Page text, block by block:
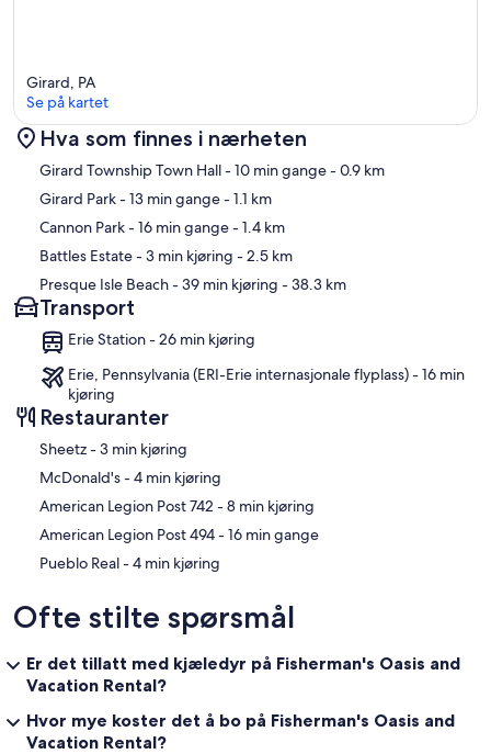
Kart
Girard, PA
Se på kartet
Hva som finnes i nærheten
Girard Township Town Hall- 10 min gange- 0.9 km
Girard Park- 13 min gange- 1.1 km
Cannon Park- 16 min gange- 1.4 km
Battles Estate- 3 min kjøring - 2.5 km
Presque Isle Beach- 39 min kjøring - 38.3 km
Transport
Erie Station - 26 min kjøring
Erie, Pennsylvania (ERI-Erie internasjonale flyplass) - 16 min
kjøring
Restauranter
‪Sheetz - ‬3 min kjøring
‪McDonald's - ‬4 min kjøring
‪American Legion Post 742 - ‬8 min kjøring
‪American Legion Post 494 - ‬16 min gange
‪Pueblo Real - ‬4 min kjøring
Ofte stilte spørsmål
Er det tillatt med kjæledyr på Fisherman's Oasis and
Vacation Rental?
Hvor mye koster det å bo på Fisherman's Oasis and
Vacation Rental?